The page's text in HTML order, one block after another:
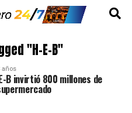
"H-E-B"
años
B invirtió 800 millones de